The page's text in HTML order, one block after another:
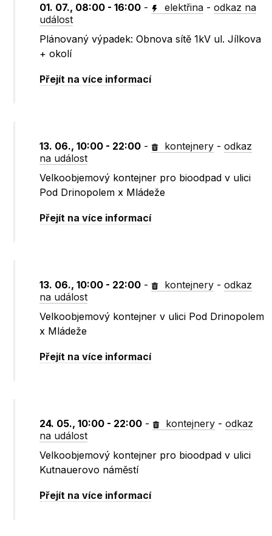
01. 07., 08:00 - 16:00 - elektřina -odkaz na
událost
Plánovaný výpadek: Obnova sítě 1kV ul. Jílkova
+ okolí
Přejít na více informací
13. 06., 10:00 - 22:00 - kontejnery -odkaz
na událost
Velkoobjemový kontejner pro bioodpad v ulici
Pod Drinopolem x Mládeže
Přejít na více informací
13. 06., 10:00 - 22:00 - kontejnery -odkaz
na událost
Velkoobjemový kontejner v ulici Pod Drinopolem
x Mládeže
Přejít na více informací
24. 05., 10:00 - 22:00 - kontejnery -odkaz
na událost
Velkoobjemový kontejner pro bioodpad v ulici
Kutnauerovo náměstí
Přejít na více informací